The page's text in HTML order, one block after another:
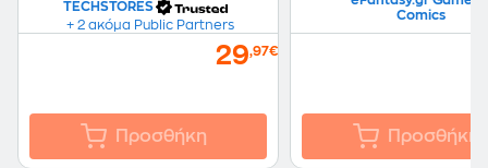
TECHSTORES
+ 2 ακόμα Public Partners
29,97€
Προσθήκη
Comics
Προσθήκη